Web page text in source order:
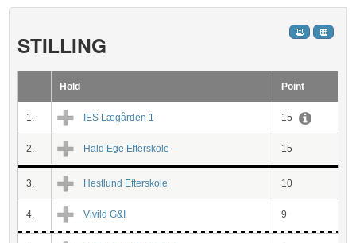
STILLING
Hold Point
1. IES Lægården 1 15
2. Hald Ege Efterskole 15
3. Hestlund Efterskole 10
4. Vivild G&I 9